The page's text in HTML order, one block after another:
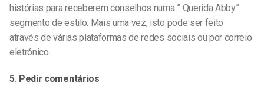
histórias para receberem conselhos numa ” Querida Abby”
segmento de estilo. Mais uma vez, isto pode ser feito
através de várias plataformas de redes sociais ou por correio
eletrónico.
5. Pedir comentários